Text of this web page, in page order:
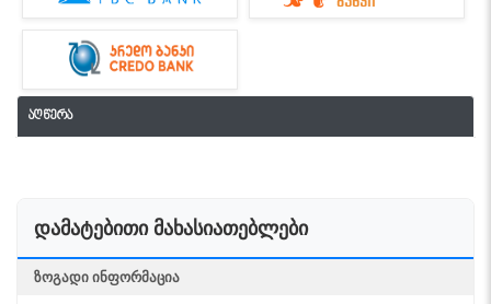
აღწერა
დამატებითი მახასიათებლები
ᲖᲝᲒᲐᲓᲘ ᲘᲜᲤᲝᲠᲛᲐᲪᲘᲐ